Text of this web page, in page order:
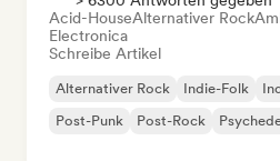
Acid-HouseAlternativer Rock
Electronica
Schreibe Artikel
Alternativer Rock Indie-Folk
Post-Punk
Post-Rock